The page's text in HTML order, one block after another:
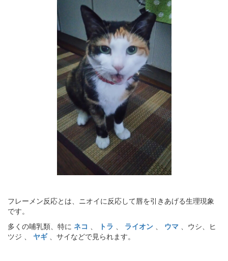
フレーメン反応とは、ニオイに反応して唇を引きあげる生理現象
です。
多くの哺乳類、特に ネコ 、 トラ 、 ライオン 、 ウマ 、ウシ、ヒ
ツジ 、 ヤギ 、サイなどで見られます。